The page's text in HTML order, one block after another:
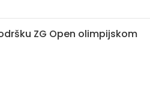
ZG Open olimpijskom